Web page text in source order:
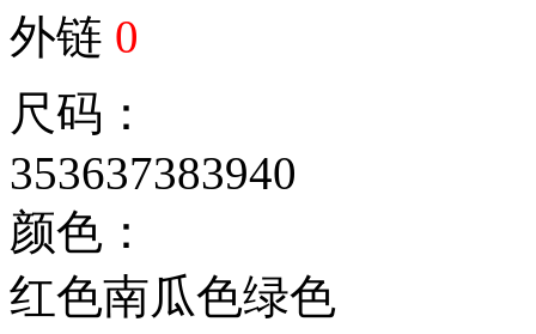
外链 0
尺码：
353637383940
颜色：
红色南瓜色绿色